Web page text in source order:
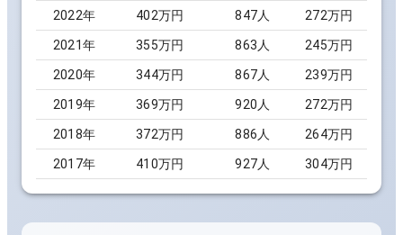
2022年 402万円 847人 272万円
2021年 355万円 863 人 245万円
2020年 344万円 867人 239万円
2019年 369万円 920 人 272万円
2018年 372万円 886 人 264万円
2017年 410万円 927人 304万円